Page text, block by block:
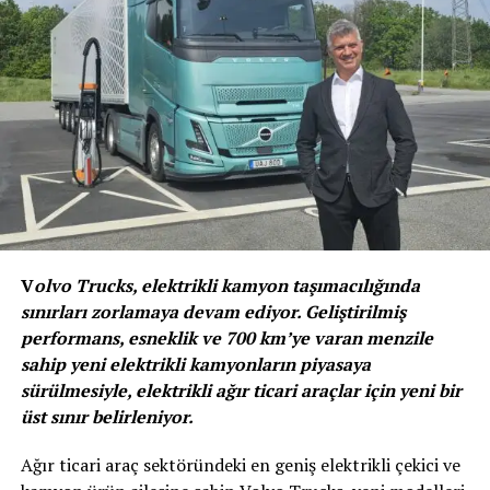
duydukları menzili sunmayı tercih ediyor. Müşterilerin
gerçek uygulama gereksinimlerine göre uyarlanmış bu
çözüm, hem yükleri koruyor hem de firmaların rekabet
güçlerini arttırıyor.
Renault Trucks D ve D Wide Z.E, artık çeşitli menzil
opsiyonları ile sunuluyor. Önceden 50 kWh ile
sınırlandırılmış olan bataryalar bulunurken artık
araçlar 66 kWh lityum iyon bataryalar ile de donatılıyor.
Müşteriler, Renault Trucks D Z.E. için beş farklı
konfigürasyonda 66 kWh’ya kadar maksimum altı
batarya grubundan seçim yapabiliyor ve bu da 400 km’ye
kadar çalışma menzili anlamına geliyor.
Volvo Trucks, elektrikli kamyon taşımacılığında
sınırları zorlamaya devam ediyor. Geliştirilmiş
performans, esneklik ve 700 km’ye varan menzile
sahip yeni elektrikli kamyonların piyasaya
sürülmesiyle, elektrikli ağır ticari araçlar için yeni bir
üst sınır belirleniyor.
Ağır ticari araç sektöründeki en geniş elektrikli çekici ve